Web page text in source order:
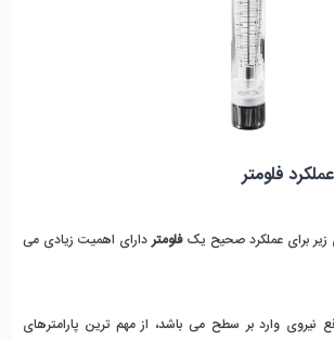
فلومتر
زیر برای عملکرد صحیح یکفلومتر دارای اهمیت زیادی می
نیروی وارد بر سطح می باشد، از مهم ترین پارامترهای